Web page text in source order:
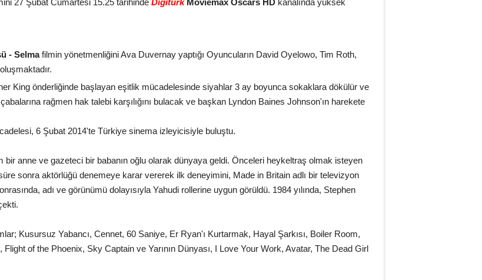
27 Şubat Cumartesi 15.25 tarihinde Digiturk Moviemax Oscars HD kanalında yüksek
- Selmafilmin yönetmenliğini Ava Duvernay yaptığı Oyuncuların David Oyelowo, Tim Roth,
King önderliğinde başlayan eşitlik mücadelesinde siyahlar 3 ay boyunca sokaklara dökülür ve
rağmen hak talebi karşılığını bulacak ve başkan Lyndon Baines Johnson'ın harekete
6 Şubat 2014'te Türkiye sinema izleyicisiyle buluştu.
bir anne ve gazeteci bir babanın oğlu olarak dünyaya geldi. Önceleri heykeltraş olmak isteyen
sonra aktörlüğü denemeye karar vererek ilk deneyimini, Made in Britain adlı bir televizyon
adı ve görünümü dolayısıyla Yahudi rollerine uygun görüldü. 1984 yılında, Stephen
Kusursuz Yabancı, Cennet, 60 Saniye, Er Ryan'ı Kurtarmak, Hayal Şarkısı, Boiler Room,
of the Phoenix, Sky Captain ve Yarının Dünyası, I Love Your Work, Avatar, The Dead Girl